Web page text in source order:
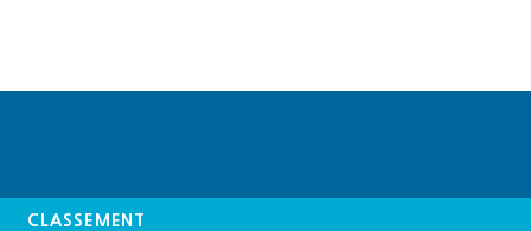
CLASSEMENT